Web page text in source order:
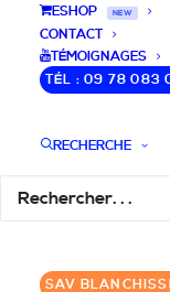
ESHOP NEW
CONTACT
TÉMOIGNAGES
TÉL : 09 78 083
RECHERCHE
SAV
DEVIS
votre